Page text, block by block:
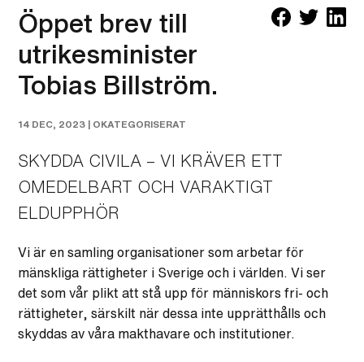
Öppet brev till
utrikesminister
Tobias Billström.
14 DEC, 2023 | OKATEGORISERAT
SKYDDA CIVILA – VI KRÄVER ETT
OMEDELBART OCH VARAKTIGT
ELDUPPHÖR
Vi är en samling organisationer som arbetar för
mänskliga rättigheter i Sverige och i världen. Vi ser
det som vår plikt att stå upp för människors fri- och
rättigheter, särskilt när dessa inte upprätthålls och
skyddas av våra makthavare och institutioner.